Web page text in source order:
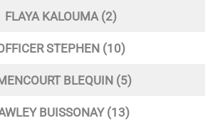
FLAYA KALOUMA (2)
STEPHEN (10)
BLEQUIN (5)
BUISSONAY (13)